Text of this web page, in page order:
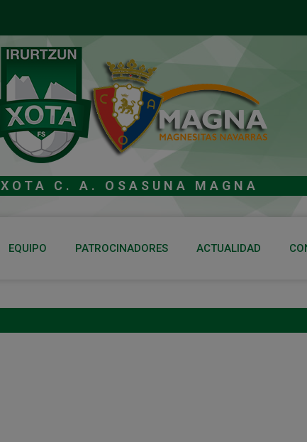
XOTA C. A. OSASUNA MAGNA
EQUIPO PATROCINADORES ACTUALIDAD